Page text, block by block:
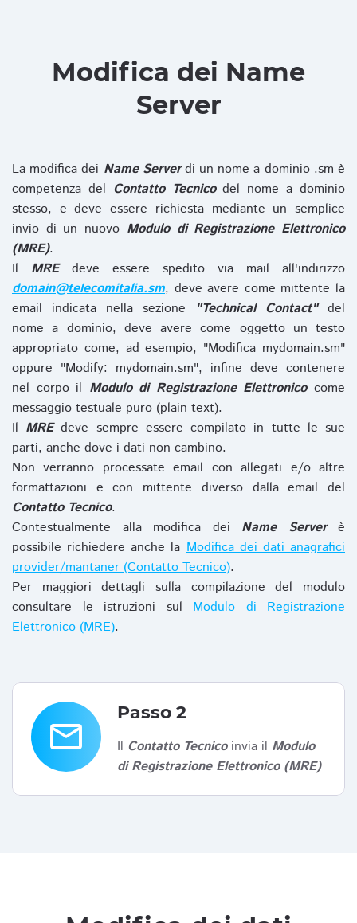
Modifica dei Name
Server
La modifica dei Name Serverdi un nome a dominio .sm è
competenza del Contatto Tecnicodel nome a dominio
stesso, e deve essere richiesta mediante un semplice
invio di un nuovo Modulo di Registrazione Elettronico
(MRE).
Il MREdeve essere spedito via mail all'indirizzo
domain@telecomitalia.sm, deve avere come mittente la
email indicata nella sezione
"Technical Contact"del
nome a dominio, deve avere come oggetto un testo
appropriato come, ad esempio, "Modifica mydomain.sm"
oppure "Modify: mydomain.sm", infine deve contenere
nel corpo il Modulo di Registrazione Elettronicocome
messaggio testuale puro (plain text).
Il MREdeve sempre essere compilato in tutte le sue
parti, anche dove i dati non cambino.
Non verranno processate email con allegati e/o altre
formattazioni e con mittente diverso dalla email del
Contatto Tecnico.
Contestualmente alla modifica dei Name Serverè
possibile richiedere anche laModifica dei dati anagrafici
provider/mantaner (Contatto Tecnico).
Per maggiori dettagli sulla compilazione del modulo
consultare le istruzioni sul Modulo di Registrazione
Elettronico (MRE).
email
Passo 2
Il Contatto Tecnicoinvia il Modulo
di Registrazione Elettronico (MRE)